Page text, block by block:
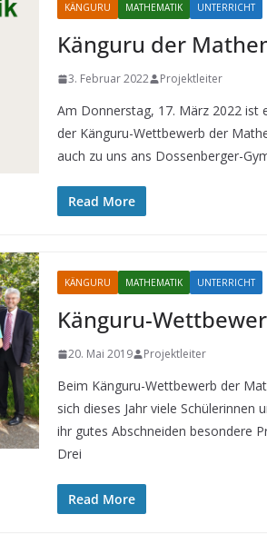
KÄNGURU MATHEMATIK UNTERRICHT
Känguru der
3. Februar 2022 Projektleiter
Am Donnerstag, 17. März 2022 ist
der Känguru-Wettbewerb der
auch zu uns ans Dossenberger-
Read More
KÄNGURU MATHEMATIK UNTERRICHT
Känguru-
20. Mai 2019 Projektleiter
Beim Känguru-Wettbewerb der
sich dieses Jahr viele Schülerinnen
ihr gutes Abschneiden besondere
Drei
Read More